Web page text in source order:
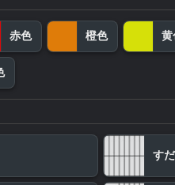
赤色 橙色 黄
す